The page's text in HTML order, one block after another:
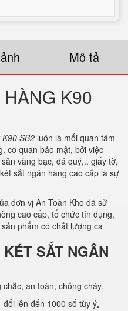
Mô tả
K90
SB2 luôn là mối quan tâm
cơ quan bảo mật, bởi việc
vàng bạc, đá quý,.. giấy tờ,
sắt ngân hàng cao cấp là sự
đơn vị An Toàn Kho đã sử
cao cấp, tổ chức tín dụng,
phẩm có chất lượng ca
SẮT NGÂN
an toàn, chống cháy.
lên đến 1000 số tùy ý.